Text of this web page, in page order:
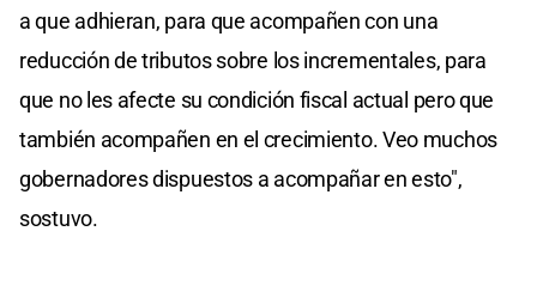
a que adhieran, para que acompañen con una
reducción de tributos sobre los incrementales, para
que no les afecte su condición fiscal actual pero que
también acompañen en el crecimiento. Veo muchos
gobernadores dispuestos a acompañar en esto",
sostuvo.